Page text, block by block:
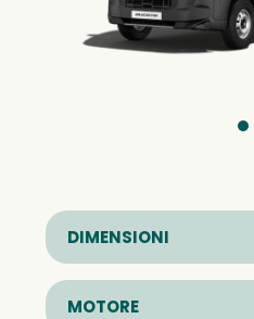
DIMENSIONI
MOTORE